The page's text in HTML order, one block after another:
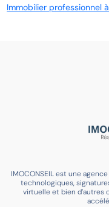
Immobilier professionnel
IMOCONSEIL est une
technologiques,
virtuelle et bien d’autres